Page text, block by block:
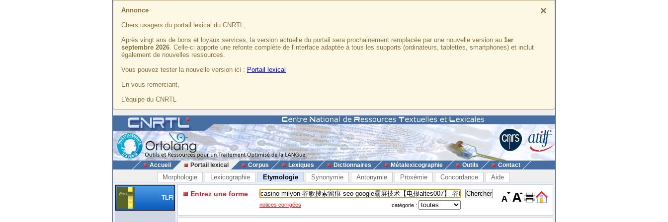
×
Annonce
Chers usagers du portail lexical du CNRTL,
Après vingt ans de bons et loyaux services, la version actuelle du portail sera prochainement remplacée par une nouvelle version au 1er
septembre 2026. Celle-ci apporte une refonte complète de l'interface adaptée à tous les supports (ordinateurs, tablettes, smartphones) et inclut
également de nouvelles ressources.
Vous pouvez tester la nouvelle version ici : Portail lexical
En vous remerciant,
L'équipe du CNRTL
Accueil Portail lexical Corpus Lexiques Dictionnaires Métalexicographie Outils Contact
Morphologie Lexicographie Etymologie Synonymie Antonymie Proxémie Concordance Aide
TLFi Entrez une forme
notices corrigées catégorie :